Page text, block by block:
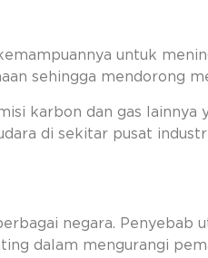
untuk
sehingga mendorong
karbon dan gas
di sekitar pusat
negara. Penyebab
dalam mengurangi